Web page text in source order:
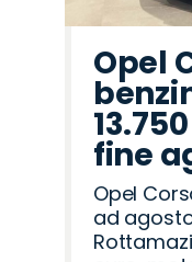
Opel
fine
Opel
ad